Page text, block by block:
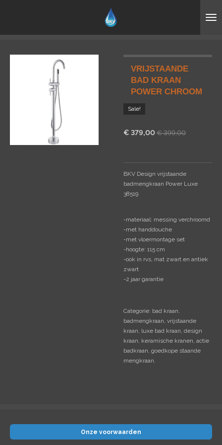
VRIJSTAANDE
BAD KRAAN
POWER CHROOM
Sale!
€ 379,00 € 399,00
BKV Design vrijstaande
badmengkraan Power Luxe
38519
-materiaal: messing verchroomd
-met handdouche
-met vloermontage set
-hoogte: 115 cm
-ook in rvs, mat zwart en antiek
zwart
-2 jaar garantie
Categorie: bad kraan,
badmengkraan, vrijstaande
kraan, luxe bad kraan, design
kraan, keramische kranen, actie
badkraan, goedkope staande
mengkraan.
Onze voorwaarden